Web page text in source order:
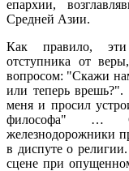
епархии,
Средней Азии.
Как правило, эти
отступника от
вопросом: "Скажи
или теперь врешь?".
меня и просил
философа" …
железнодорожники
в диспуте о
сцене при